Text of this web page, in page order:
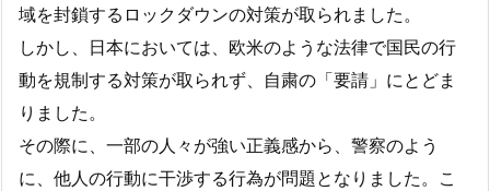
域を封鎖するロックダウンの対策が取られました。
しかし、日本においては、欧米のような法律で国民の行
動を規制する対策が取られず、自粛の「要請」にとどま
りました。
その際に、一部の人々が強い正義感から、警察のよう
に、他人の行動に干渉する行為が問題となりました。こ